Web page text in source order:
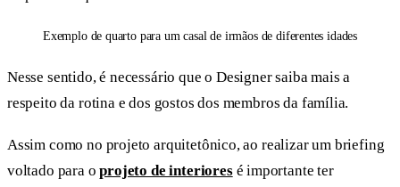
Exemplo de quarto para um casal de irmãos de diferentes idades
Nesse sentido, é necessário que o Designer saiba mais a
respeito da rotina e dos gostos dos membros da família.
Assim como no projeto arquitetônico, ao realizar um briefing
voltado para oprojeto de interioresé importante ter